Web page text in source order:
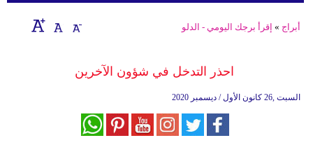
إقتصاد أبراج » إقرأ برجك اليومي - الدلو
احذر التدخل في شؤون الآخرين
السبت ,26 كانون الأول / ديسمبر 2020